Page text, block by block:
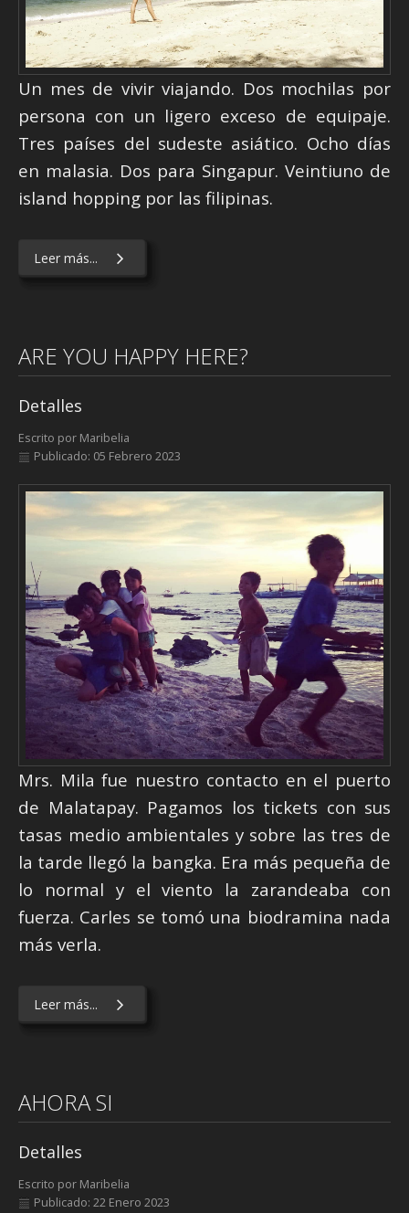
Un mes de vivir viajando. Dos mochilas por
persona con un ligero exceso de equipaje.
Tres países del sudeste asiático. Ocho días
en malasia. Dos para Singapur. Veintiuno de
island hopping por las filipinas.
Leer más...
ARE YOU HAPPY HERE?
Detalles
Escrito por Maribelia
Publicado: 05 Febrero 2023
Mrs. Mila fue nuestro contacto en el puerto
de Malatapay. Pagamos los tickets con sus
tasas medio ambientales y sobre las tres de
la tarde llegó la bangka. Era más pequeña de
lo normal y el viento la zarandeaba con
fuerza. Carles se tomó una biodramina nada
más verla.
Leer más...
AHORA SI
Detalles
Escrito por Maribelia
Publicado: 22 Enero 2023